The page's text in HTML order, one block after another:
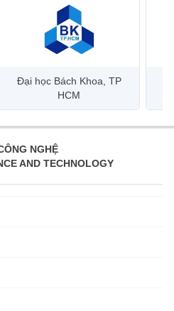
Đại học Bách Khoa, TP
HCM
NGHỆ
AND TECHNOLOGY